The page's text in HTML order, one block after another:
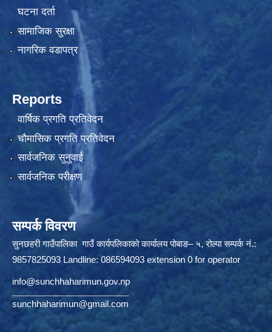
घटना दर्ता
सामाजिक सुरक्षा
नागरिक वडापत्र
Reports
वार्षिक प्रगति प्रतिवेदन
चौमासिक प्रगति प्रतिवेदन
सार्वजनिक सुनुवाई
सार्वजनिक परीक्षण
सम्पर्क विवरण
सुनछहरी गाउँपालिका गाउँ कार्यपलिकाको कार्यालय पोबाङ– ५, रोल्पा सम्पर्क नं.:
9857825093 Landline: 086594093 extension 0 for operator
info@sunchhaharimun.gov.np
sunchhaharimun@gmail.com